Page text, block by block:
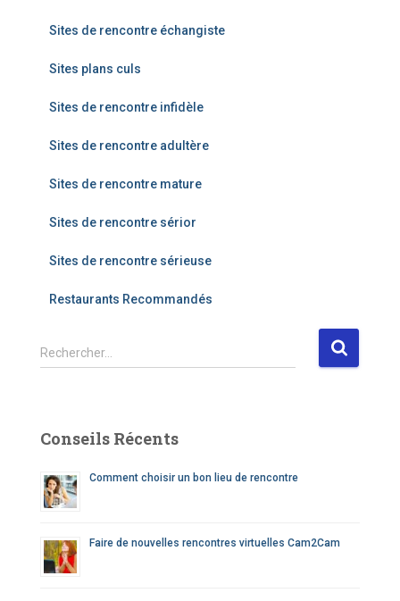
Sites de rencontre échangiste
Sites plans culs
Sites de rencontre infidèle
Sites de rencontre adultère
Sites de rencontre mature
Sites de rencontre sérior
Sites de rencontre sérieuse
Restaurants Recommandés
R
e
r
h
e
Rechercher…
Conseils Récents
Comment choisir un bon lieu de rencontre
Faire de nouvelles rencontres virtuelles Cam2Cam